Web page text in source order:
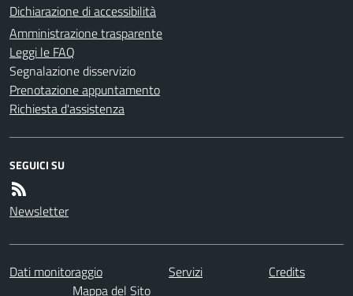
Dichiarazione di accessibilità
Amministrazione trasparente
Leggi le FAQ
Segnalazione disservizio
Prenotazione appuntamento
Richiesta d'assistenza
SEGUICI SU
Newsletter
Dati monitoraggio Servizi
Credits
Mappa del Sito